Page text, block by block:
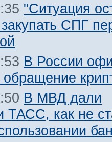
"Ситуация
СПГ
В России
обращение
В МВД дали
ТАСС, как не